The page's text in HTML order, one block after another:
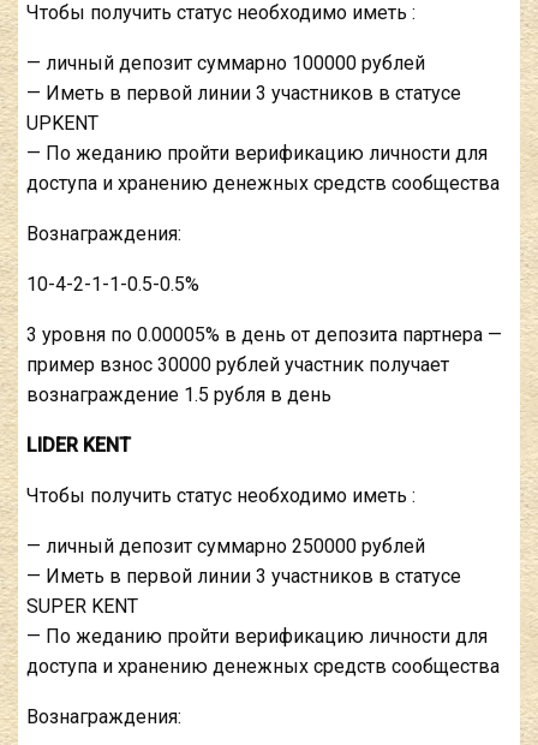
Чтобы получить статус необходимо иметь :
— личный депозит суммарно 100000 рублей
— Иметь в первой линии 3 участников в статусе
UPKENT
— По жеданию пройти верификацию личности для
доступа и хранению денежных средств сообщества
Вознаграждения:
10-4-2-1-1-0.5-0.5%
3 уровня по 0.00005% в день от депозита партнера —
пример взнос 30000 рублей участник получает
вознаграждение 1.5 рубля в день
LIDER KENT
Чтобы получить статус необходимо иметь :
— личный депозит суммарно 250000 рублей
— Иметь в первой линии 3 участников в статусе
SUPER KENT
— По жеданию пройти верификацию личности для
доступа и хранению денежных средств сообщества
Вознаграждения: